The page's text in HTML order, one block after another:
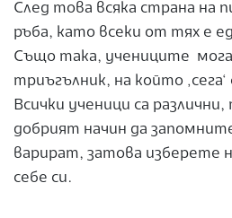
След това всяка страна на
ръба, като всеки от тях е
Също така, учениците
триъгълник, на който
Всички ученици са
добрият начин да
варират, затова изберете
себе си.